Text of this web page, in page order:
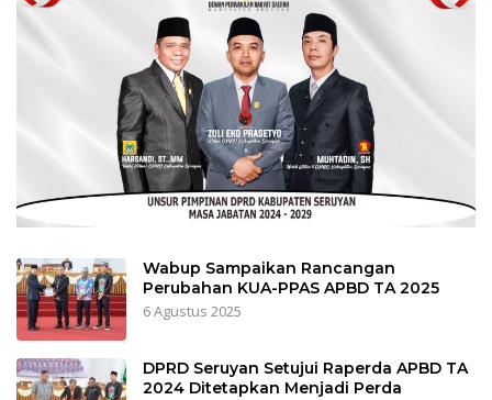
Wabup Sampaikan Rancangan
Perubahan KUA-PPAS APBD TA 2025
6 Agustus 2025
DPRD Seruyan Setujui Raperda APBD TA
2024 Ditetapkan Menjadi Perda